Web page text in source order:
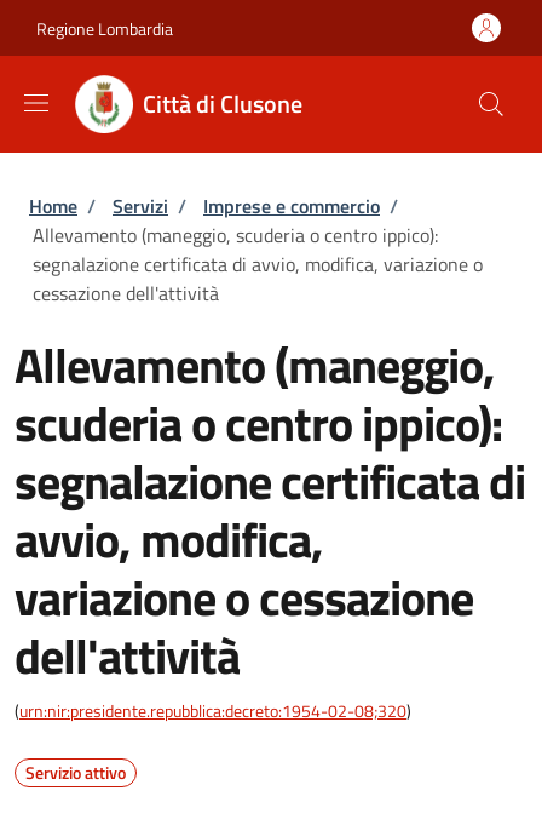
Regione Lombardia
Città di Clusone
Briciole di pane
Home / Servizi / Imprese e commercio /
Allevamento (maneggio, scuderia o centro ippico):
segnalazione certificata di avvio, modifica, variazione o
cessazione dell'attività
Allevamento (maneggio,
scuderia o centro ippico):
segnalazione certificata di
avvio, modifica,
variazione o cessazione
dell'attività
(urn:nir:presidente.repubblica:decreto:1954-02-08;320)
Servizio attivo